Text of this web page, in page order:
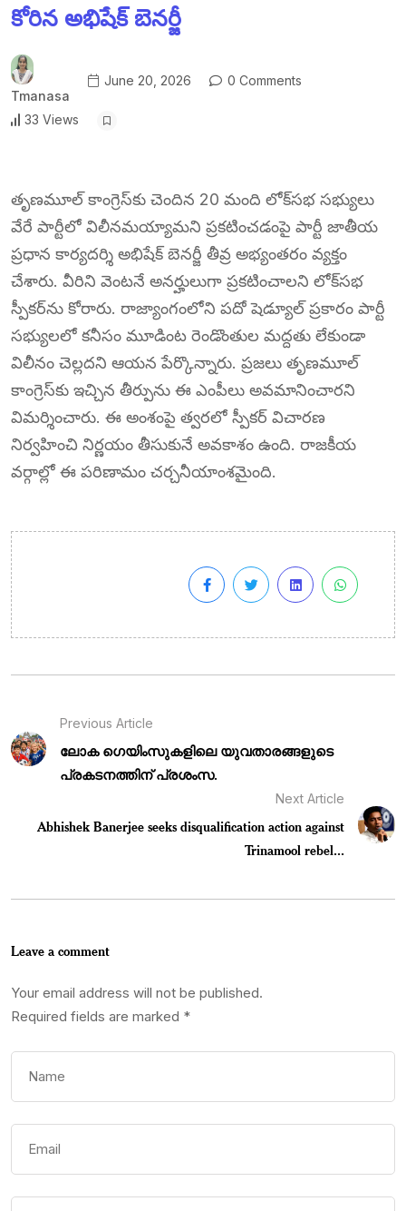
కోరిన అభిషేక్ బెనర్జీ
Tmanasa
June 20, 2026 0 Comments
33 Views
తృణమూల్ కాంగ్రెస్‌కు చెందిన 20 మంది లోక్‌సభ సభ్యులు
వేరే పార్టీలో విలీనమయ్యామని ప్రకటించడంపై పార్టీ జాతీయ
ప్రధాన కార్యదర్శి అభిషేక్ బెనర్జీ తీవ్ర అభ్యంతరం వ్యక్తం
చేశారు. వీరిని వెంటనే అనర్హులుగా ప్రకటించాలని లోక్‌సభ
స్పీకర్‌ను కోరారు. రాజ్యాంగంలోని పదో షెడ్యూల్ ప్రకారం పార్టీ
సభ్యులలో కనీసం మూడింట రెండొంతుల మద్దతు లేకుండా
విలీనం చెల్లదని ఆయన పేర్కొన్నారు. ప్రజలు తృణమూల్
కాంగ్రెస్‌కు ఇచ్చిన తీర్పును ఈ ఎంపీలు అవమానించారని
విమర్శించారు. ఈ అంశంపై త్వరలో స్పీకర్ విచారణ
నిర్వహించి నిర్ణయం తీసుకునే అవకాశం ఉంది. రాజకీయ
వర్గాల్లో ఈ పరిణామం చర్చనీయాంశమైంది.
Previous Article
ലോക ഗെയിംസുകളിലെ യുവതാരങ്ങളുടെ
പ്രകടനത്തിന് പ്രശംസ.
Next Article
Abhishek Banerjee seeks disqualification action against
Trinamool rebel...
Leave a comment
Your email address will not be published.
Required fields are marked *